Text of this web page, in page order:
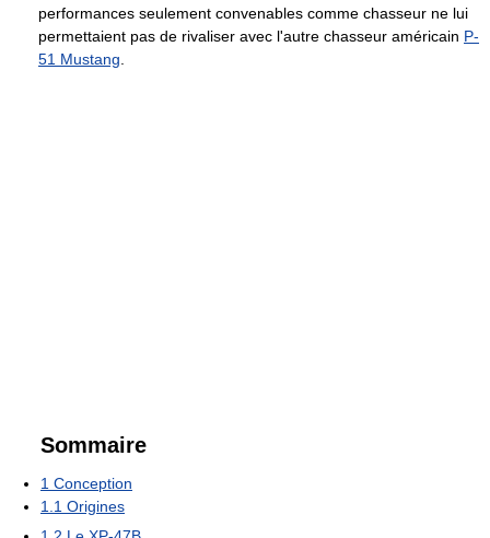
performances seulement convenables comme chasseur ne lui
permettaient pas de rivaliser avec l'autre chasseur américain P-
51 Mustang
Sommaire
1 Conception
1.1 Origines